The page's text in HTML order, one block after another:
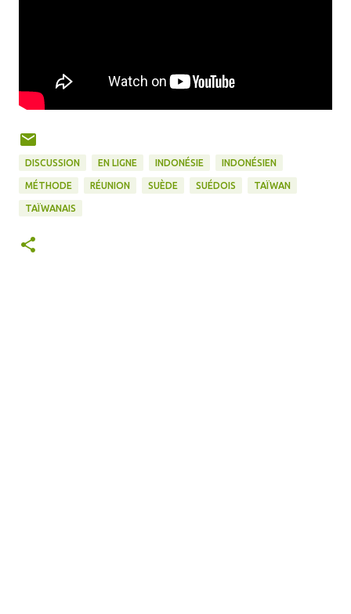
DISCUSSION EN LIGNE INDONÉSIE INDONÉSIEN
MÉTHODE RÉUNION SUÈDE SUÉDOIS TAÏWAN
TAÏWANAIS